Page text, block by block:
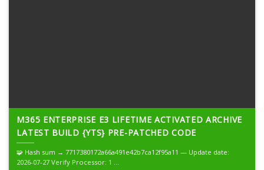
M365 ENTERPRISE E3 LIFETIME ACTIVATED ARCHIVE
LATEST BUILD {YTS} PRE-PATCHED CODE
🧩 Hash sum → 7717380172a66a491e42b7ca12f95a11 — Update date:
2026-07-27 Verify Processor: 1 ...